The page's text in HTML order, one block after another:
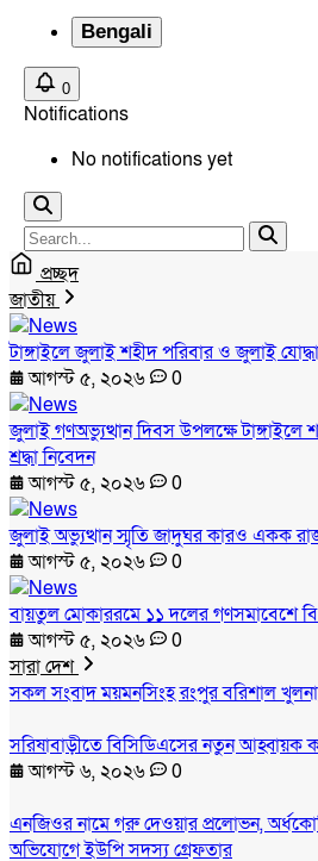
Bengali
0
Notifications
No notifications yet
প্রচ্ছদ
জাতীয়
টাঙ্গাইলে জুলাই শহীদ পরিবার ও জুলাই
আগস্ট ৫, ২০২৬
0
জুলাই গণঅভ্যুত্থান দিবস উপলক্ষে টাঙ্গাইলে
শ্রদ্ধা নিবেদন
আগস্ট ৫, ২০২৬
0
জুলাই অভ্যুত্থান স্মৃতি জাদুঘর কারও একক
আগস্ট ৫, ২০২৬
0
বায়তুল মোকাররমে ১১ দলের গণসমাবেশে
আগস্ট ৫, ২০২৬
0
সারা দেশ
সকল সংবাদময়মনসিংহরংপুরবরিশাল
সরিষাবাড়ীতে বিসিডিএসের নতুন আহ্বায়ক
আগস্ট ৬, ২০২৬
0
এনজিওর নামে গরু দেওয়ার প্রলোভন,
অভিযোগে ইউপি সদস্য গ্রেফতার